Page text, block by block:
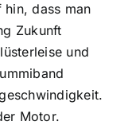
dass man
Zukunft
und
Motor.